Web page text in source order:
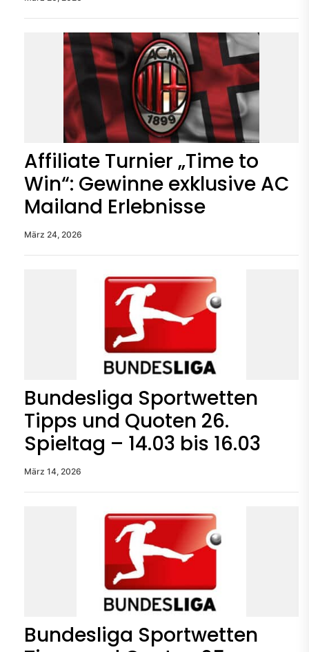
Affiliate Turnier „Time to
Win“: Gewinne exklusive AC
Mailand Erlebnisse
März 24, 2026
Bundesliga Sportwetten
Tipps und Quoten 26.
Spieltag – 14.03 bis 16.03
März 14, 2026
Bundesliga Sportwetten